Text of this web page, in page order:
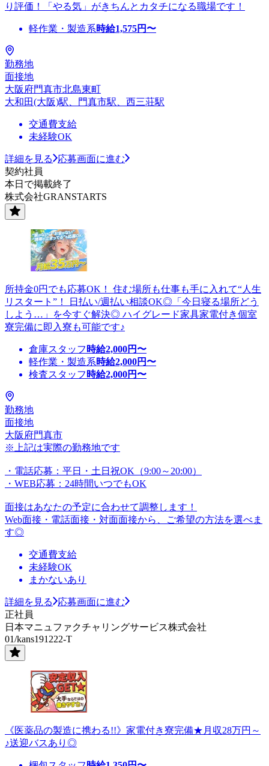
り評価！「やる気」がきちんとカタチになる職場です！
軽作業・製造系時給1,575円〜
勤務地
面接地
大阪府門真市北島東町
大和田(大阪)駅、門真市駅、西三荘駅
交通費支給
未経験OK
詳細を見る
応募画面に進む
契約社員
本日で掲載終了
株式会社GRANSTARTS
所持金0円でも応募OK！ 住む場所も仕事も手に入れて“人生
リスタート”！ 日払い/週払い相談OK◎「今日寝る場所どう
しよう…」を今すぐ解決◎ ハイグレード家具家電付き個室
寮完備に即入寮も可能です♪
倉庫スタッフ 時給2,000円〜
軽作業・製造系時給2,000円〜
検査スタッフ 時給2,000円〜
勤務地
面接地
大阪府門真市
※上記は実際の勤務地です
・電話応募：平日・土日祝OK（9:00～20:00）
・WEB応募：24時間いつでもOK
面接はあなたの予定に合わせて調整します！
Web面接・電話面接・対面面接から、ご希望の方法を選べま
す◎
交通費支給
未経験OK
まかないあり
詳細を見る
応募画面に進む
正社員
日本マニュファクチャリングサービス株式会社
01/kans191222-T
《医薬品の製造に携わる!!》家電付き寮完備★月収28万円～
♪送迎バスあり◎